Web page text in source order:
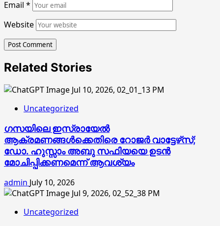
Email *
Website
Related Stories
Uncategorized
ഗസയിലെ ഇസ്രായേൽ
ആക്രമണങ്ങൾക്കെതിരെ റോജർ വാട്ടേഴ്‌സ്;
ഡോ. ഹുസ്സാം അബു സഫിയയെ ഉടൻ
മോചിപ്പിക്കണമെന്ന് ആവശ്യം
admin July 10, 2026
Uncategorized